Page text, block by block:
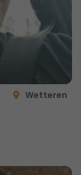
Wetteren